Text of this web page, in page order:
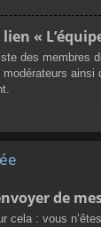
lien «
des membres
ainsi
de
cela : vous